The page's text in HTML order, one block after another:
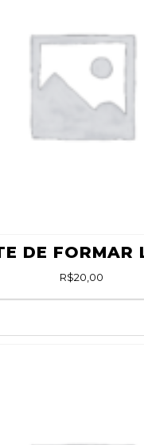
DE FORMAR
R$20,00